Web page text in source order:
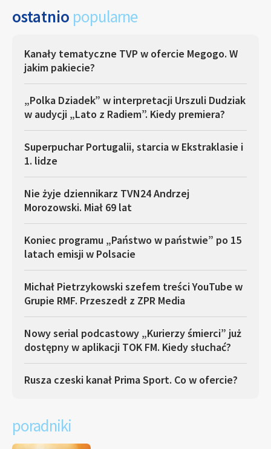
ostatnio popularne
Kanały tematyczne TVP w ofercie Megogo. W
jakim pakiecie?
„Polka Dziadek” w interpretacji Urszuli Dudziak
w audycji „Lato z Radiem”. Kiedy premiera?
Superpuchar Portugalii, starcia w Ekstraklasie i
1. lidze
Nie żyje dziennikarz TVN24 Andrzej
Morozowski. Miał 69 lat
Koniec programu „Państwo w państwie” po 15
latach emisji w Polsacie
Michał Pietrzykowski szefem treści YouTube w
Grupie RMF. Przeszedł z ZPR Media
Nowy serial podcastowy „Kurierzy śmierci” już
dostępny w aplikacji TOK FM. Kiedy słuchać?
Rusza czeski kanał Prima Sport. Co w ofercie?
poradniki